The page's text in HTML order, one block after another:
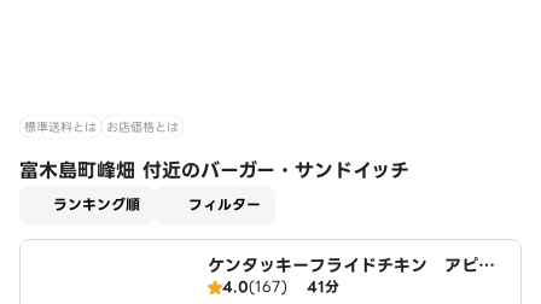
標準送料とは お店価格とは
富木島町峰畑 付近のバーガー・サンドイッチ
ランキング順 フィルター
ケンタッキーフライドチキン アピタ
東海荒尾店
4.0(167) 41分